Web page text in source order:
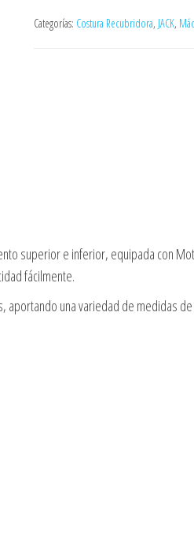
Categorías: Costura Recubridora, JACK,
superior e inferior, equipada con
fácilmente.
aportando una variedad de medidas